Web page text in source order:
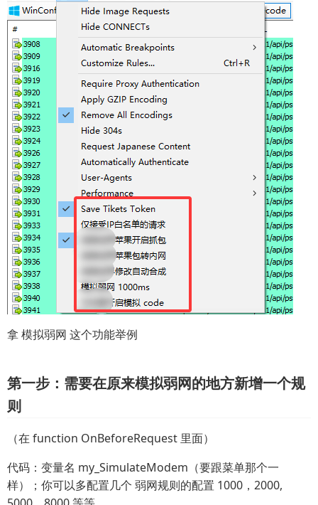
拿 模拟弱网 这个功能举例
第一步：需要在原来模拟弱网的地方新增一个规
则
（在 function OnBeforeRequest 里面）
代码：变量名 my_SimulateModem（要跟菜单那个一
样）；你可以多配置几个 弱网规则的配置 1000，2000,